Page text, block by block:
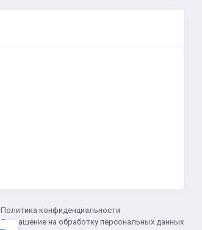
Политика конфиденциальности
Соглашение на обработку персональных данных